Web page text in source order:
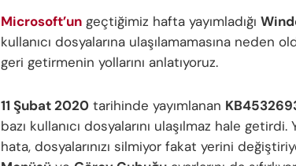
Microsoft’un geçtiğimiz hafta yayımladığı
kullanıcı dosyalarına ulaşılamamasına neden
geri getirmenin yollarını anlatıyoruz.
11 Şubat 2020 tarihinde yayımlanan
bazı kullanıcı dosyalarını ulaşılmaz hale
hata, dosyalarınızı silmiyor fakat yerini